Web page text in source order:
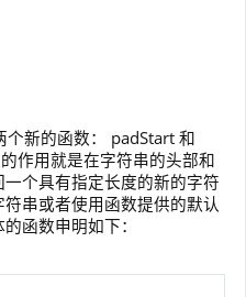
个新的函数： padStart 和
作用就是在字符串的头部和
个具有指定长度的新的字符
串或者使用函数提供的默认
函数申明如下：